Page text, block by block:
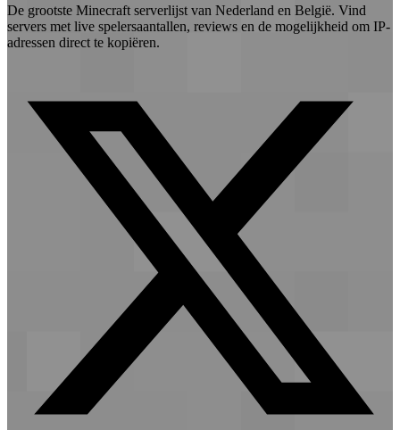
De grootste Minecraft serverlijst van Nederland en België. Vind
servers met live spelersaantallen, reviews en de mogelijkheid om IP-
adressen direct te kopiëren.